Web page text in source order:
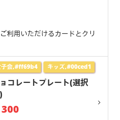
利用いただけるカードとクリ
子会,#ff69b4 キッズ,#00ced1
コレートプレート(選択
300